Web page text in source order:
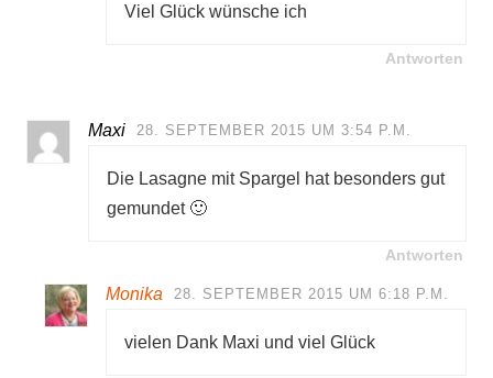
Viel Glück wünsche ich
Antworten
Maxi 28. SEPTEMBER 2015 UM 3:54 P.M.
Die Lasagne mit Spargel hat besonders gut
gemundet 🙂
Antworten
Monika 28. SEPTEMBER 2015 UM 6:18 P.M.
vielen Dank Maxi und viel Glück